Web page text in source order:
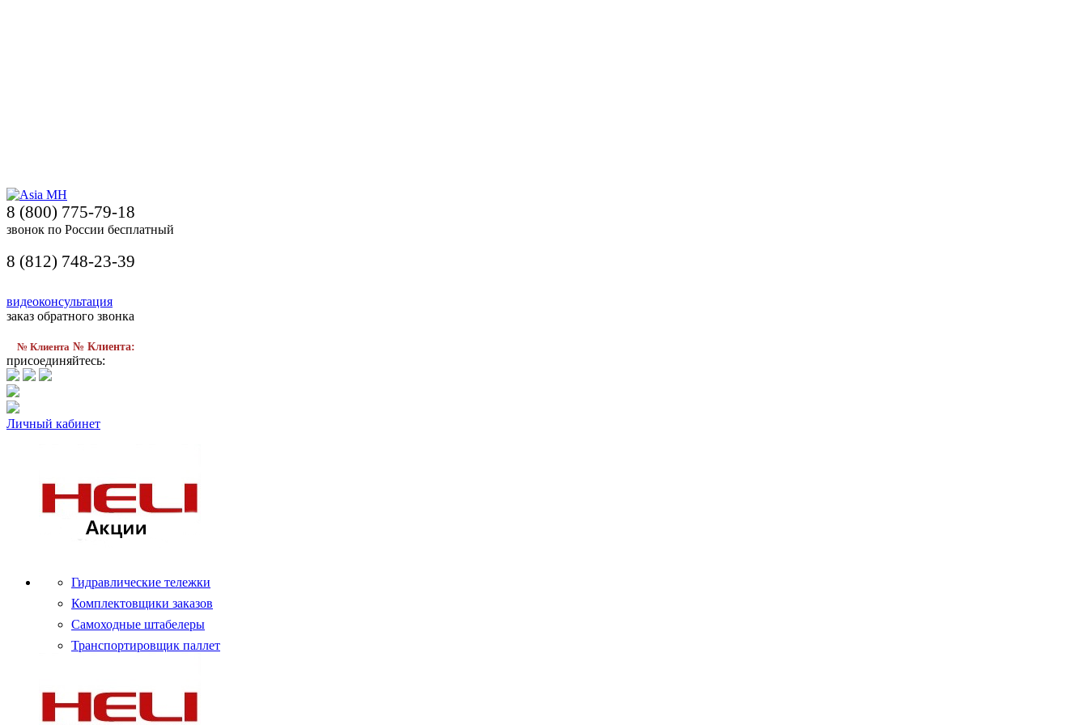
8 (800) 775-79-18
звонок по России бесплатный
8 (812) 748-23-39
видеоконсультация
заказ обратного звонка
№ Клиента № Клиента:
присоединяйтесь:
Личный кабинет
Гидравлические тележки
Комплектовщики заказов
Самоходные штабелеры
Транспортировщик паллет